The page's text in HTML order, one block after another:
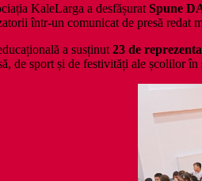
KaleLarga a desfășurat Spune
într-un comunicat de presă redat
a susținut 23 de
de sport și de festivități ale școlilor